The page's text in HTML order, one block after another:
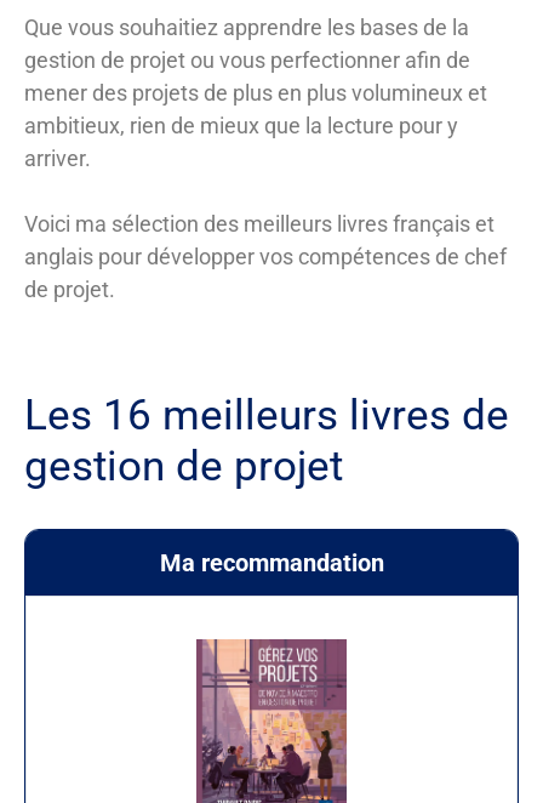
Que vous souhaitiez apprendre les bases de la
gestion de projet ou vous perfectionner afin de
mener des projets de plus en plus volumineux et
ambitieux, rien de mieux que la lecture pour y
arriver.
Voici ma sélection des meilleurs livres français et
anglais pour développer vos compétences de chef
de projet.
Les 16 meilleurs livres de
gestion de projet
Ma recommandation